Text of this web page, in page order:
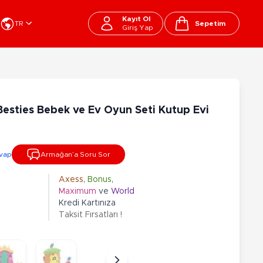
Bloklar
Hava - Spor - Deniz
Beslenme Çantası
Okul Araç Gereçleri
Matara
Lisanslı Peluşlar
10-12 Yaş
TR
Kayıt Ol
Giriş Yap
Cart
Sepetim
Bebek ve Ev Oyun Seti Kutup Evi
Armağan’a Soru Sor
Axess, Bonus,
Maximum ve World
Kredi Kartınıza
Taksit Fırsatları !